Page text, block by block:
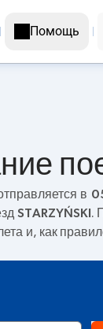
Помощь
в
STARZYŃSKI .
и, как